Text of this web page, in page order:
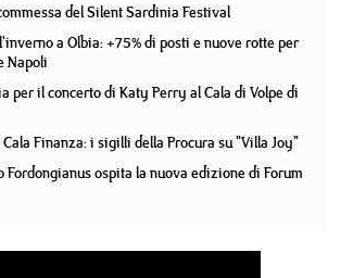
del Silent Sardinia Festival
a Olbia: +75% di posti e nuove rotte per
Napoli
per il concerto di Katy Perry al Cala di Volpe di
Finanza: i sigilli della Procura su "Villa Joy"
Fordongianus ospita la nuova edizione di Forum